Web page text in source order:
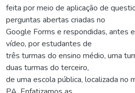
feita por meio de aplicação de
perguntas abertas criadas no
Google Forms e respondidas, antes
vídeo, por estudantes de
três turmas do ensino médio, uma
duas turmas do terceiro,
de uma escola pública, localizada no